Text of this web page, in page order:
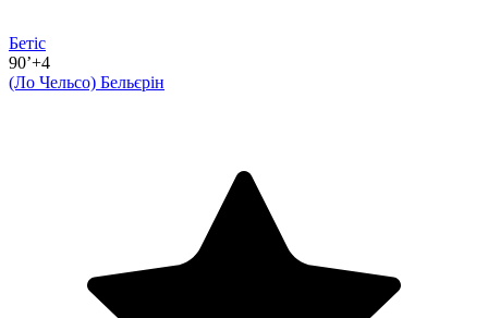
Бетіс
90’+4
(Ло Чельсо) Бельєрін